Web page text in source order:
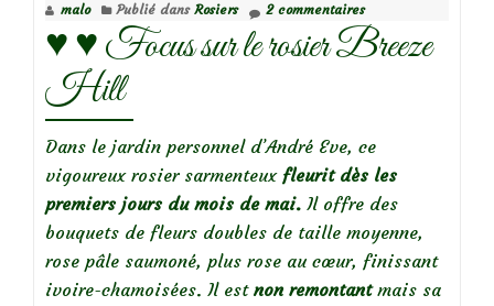
Latour
malo Publié dans Rosiers 2 commentaires
♥️ ♥️ Focus sur le rosier Breeze
Hill
Dans le jardin personnel d’André Eve, ce
vigoureux rosier sarmenteux fleurit dès les
premiers jours du mois de mai. Il offre des
bouquets de fleurs doubles de taille moyenne,
rose pâle saumoné, plus rose au cœur, finissant
ivoire-chamoisées. Il est non remontantmais sa